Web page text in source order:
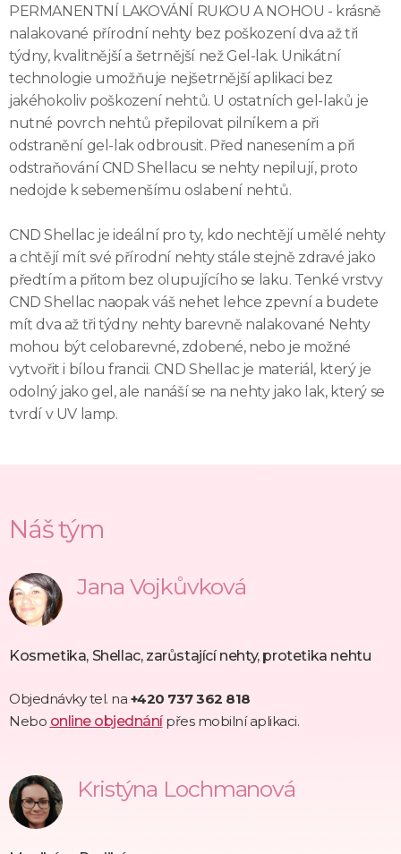
PERMANENTNÍ LAKOVÁNÍ RUKOU A NOHOU - krásně
nalakované přírodní nehty bez poškození dva až tři
týdny, kvalitnější a šetrnější než Gel-lak. Unikátní
technologie umožňuje nejšetrnější aplikaci bez
jakéhokoliv poškození nehtů. U ostatních gel-laků je
nutné povrch nehtů přepilovat pilníkem a při
odstranění gel-lak odbrousit. Před nanesením a při
odstraňování CND Shellacu se nehty nepilují, proto
nedojde k sebemenšímu oslabení nehtů.
CND Shellac je ideální pro ty, kdo nechtějí umělé nehty
a chtějí mít své přírodní nehty stále stejně zdravé jako
předtím a přitom bez olupujícího se laku. Tenké vrstvy
CND Shellac naopak váš nehet lehce zpevní a budete
mít dva až tři týdny nehty barevně nalakované Nehty
mohou být celobarevné, zdobené, nebo je možné
vytvořit i bílou francii. CND Shellac je materiál, který je
odolný jako gel, ale nanáší se na nehty jako lak, který se
tvrdí v UV lamp.
Náš tým
Jana Vojkůvková
Kosmetika, Shellac, zarůstající nehty, protetika nehtu
Objednávky tel. na +420 737 362 818
Nebo online objednánípřes mobilní aplikaci.
Kristýna Lochmanová